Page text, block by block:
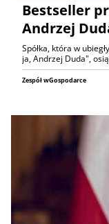
Bestseller
Andrzej
Spółka, która w
ja, Andrzej Duda",
Zespół wGospodarce